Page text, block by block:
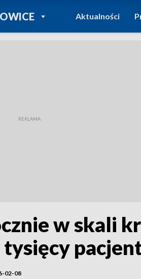
POWRÓT DO
TVP REGIONY
Aktualności
w skali
tysięcy
02-08